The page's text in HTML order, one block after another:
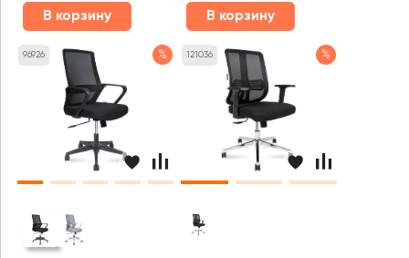
В корзину В корзину
96926 % 121036 %